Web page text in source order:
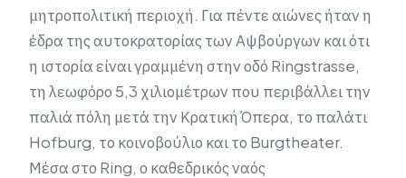
μητροπολιτική περιοχή. Για πέντε αιώνες ήταν η
έδρα της αυτοκρατορίας των Αψβούργων και ότι
η ιστορία είναι γραμμένη στην οδό Ringstrasse,
τη λεωφόρο 5,3 χιλιομέτρων που περιβάλλει την
παλιά πόλη μετά την Κρατική Όπερα, το παλάτι
Hofburg, το κοινοβούλιο και το Burgtheater.
Μέσα στο Ring, ο καθεδρικός ναός